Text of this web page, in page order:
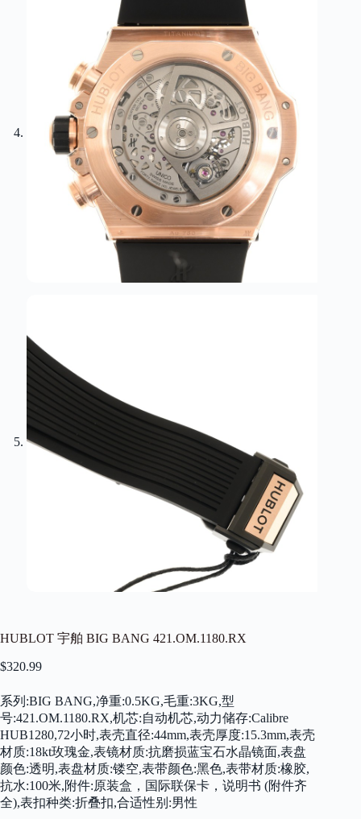
HUBLOT 宇舶 BIG BANG 421.OM.1180.RX
$320.99
系列:BIG BANG,净重:0.5KG,毛重:3KG,型
号:421.OM.1180.RX,机芯:自动机芯,动力储存:Calibre
HUB1280,72小时,表壳直径:44mm,表壳厚度:15.3mm,表壳
材质:18kt玫瑰金,表镜材质:抗磨损蓝宝石水晶镜面,表盘
颜色:透明,表盘材质:镂空,表带颜色:黑色,表带材质:橡胶,
抗水:100米,附件:原装盒，国际联保卡，说明书 (附件齐
全),表扣种类:折叠扣,合适性别:男性